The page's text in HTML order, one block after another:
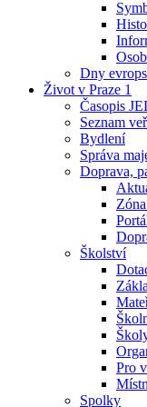
Dny
Život v Praze 1
Časopis
Seznam
Bydlení
Správa
Doprava,
Školství
Pro
Spolky